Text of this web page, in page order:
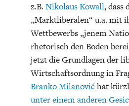
ENERGIE &
z.B. Nikolaus Kowall, dass
„Marktliberalen“ u.a. mit
Wettbewerbs „jenem
rhetorisch den Boden
jetzt die Grundlagen der
Wirtschaftsordnung in
Branko Milanovićhat
unter einem anderen